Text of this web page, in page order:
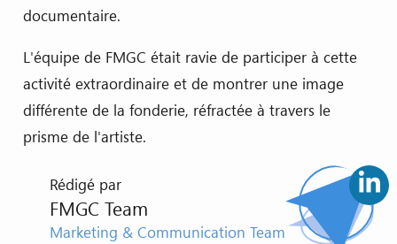
documentaire.
L'équipe de FMGC était ravie de participer à cette
activité extraordinaire et de montrer une image
différente de la fonderie, réfractée à travers le
prisme de l'artiste.
Rédigé par
FMGC Team
Marketing & Communication Team